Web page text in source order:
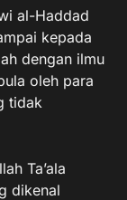
al-Haddad
kepada
dengan ilmu
oleh para
tidak
Ta’ala
dikenal